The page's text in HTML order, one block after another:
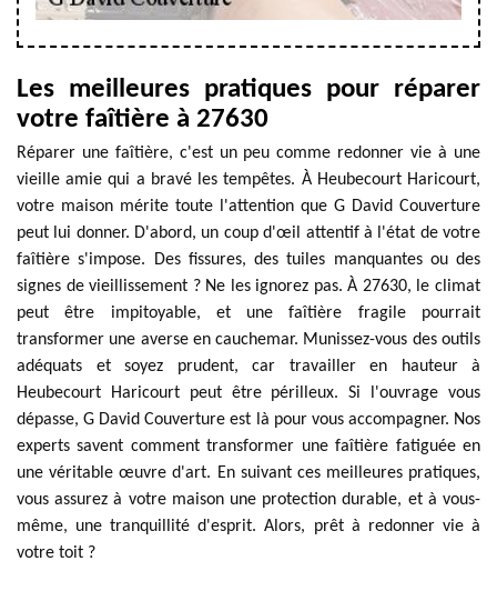
Les meilleures pratiques pour réparer
votre faîtière à 27630
Réparer une faîtière, c'est un peu comme redonner vie à une
vieille amie qui a bravé les tempêtes. À Heubecourt Haricourt,
votre maison mérite toute l'attention que G David Couverture
peut lui donner. D'abord, un coup d'œil attentif à l'état de votre
faîtière s'impose. Des fissures, des tuiles manquantes ou des
signes de vieillissement ? Ne les ignorez pas. À 27630, le climat
peut être impitoyable, et une faîtière fragile pourrait
transformer une averse en cauchemar. Munissez-vous des outils
adéquats et soyez prudent, car travailler en hauteur à
Heubecourt Haricourt peut être périlleux. Si l'ouvrage vous
dépasse, G David Couverture est là pour vous accompagner. Nos
experts savent comment transformer une faîtière fatiguée en
une véritable œuvre d'art. En suivant ces meilleures pratiques,
vous assurez à votre maison une protection durable, et à vous-
même, une tranquillité d'esprit. Alors, prêt à redonner vie à
votre toit ?